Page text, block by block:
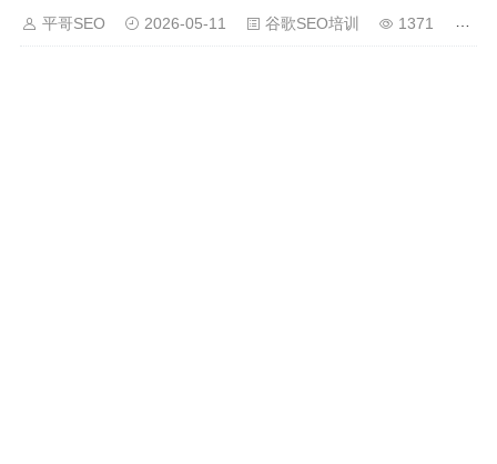
平哥SEO 2026-05-11 谷歌SEO培训 1371